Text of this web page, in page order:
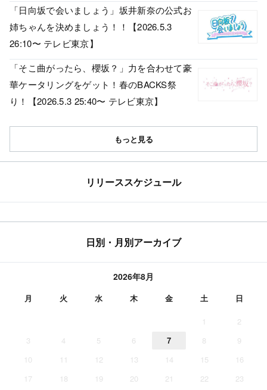
「日向坂で会いましょう」坂井新奈の公式お
姉ちゃんを決めましょう！！【2026.5.3
26:10〜 テレビ東京】
「そこ曲がったら、櫻坂？」力を合わせて豪
華ケータリングをゲット！春のBACKS祭
り！【2026.5.3 25:40〜 テレビ東京】
もっと見る
リリーススケジュール
日別・月別アーカイブ
2026年8月
月 火 水 木 金 土 日
1
2
3
4 5 6 7 8
9
10
11 12 13 14 15
16
17
18 19 20 21 22
23